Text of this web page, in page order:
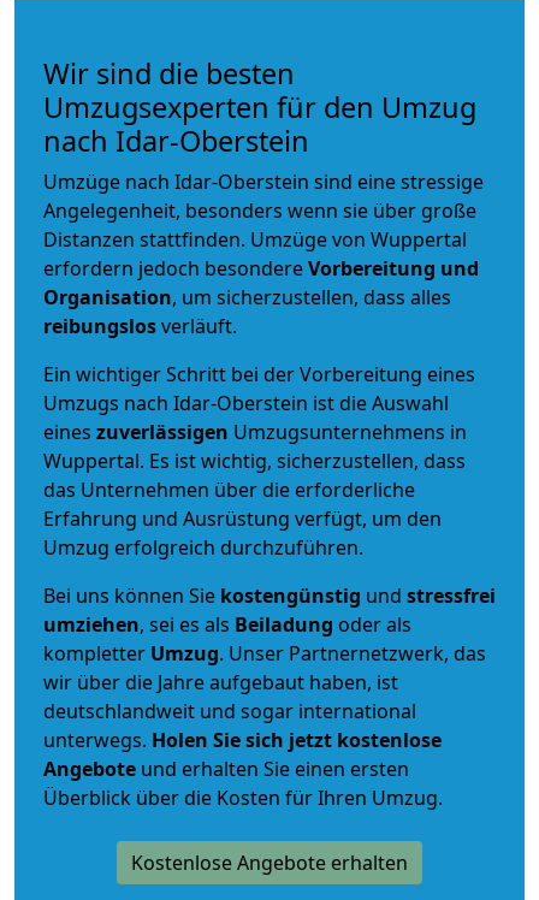
Wir sind die besten
Umzugsexperten für den Umzug
nach Idar-Oberstein
Umzüge nach Idar-Oberstein sind eine stressige
Angelegenheit, besonders wenn sie über große
Distanzen stattfinden. Umzüge von Wuppertal
erfordern jedoch besondereVorbereitung und
Organisation, um sicherzustellen, dass alles
reibungslosverläuft.
Ein wichtiger Schritt bei der Vorbereitung eines
Umzugs nach Idar-Oberstein ist die Auswahl
eines zuverlässigen Umzugsunternehmens in
Wuppertal. Es ist wichtig, sicherzustellen, dass
das Unternehmen über die erforderliche
Erfahrung und Ausrüstung verfügt, um den
Umzug erfolgreich durchzuführen.
Bei uns können Sie kostengünstig und stressfrei
umziehen, sei es als Beiladung oder als
kompletter Umzug. Unser Partnernetzwerk, das
wir über die Jahre aufgebaut haben, ist
deutschlandweit und sogar international
unterwegs. Holen Sie sich jetzt kostenlose
Angebote und erhalten Sie einen ersten
Überblick über die Kosten für Ihren Umzug.
Kostenlose Angebote erhalten